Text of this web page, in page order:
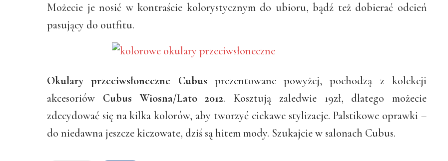
Możecie je nosić w kontraście kolorystycznym do ubioru, bądź też dobierać odcień
pasujący do outfitu.
Okulary przeciwsłoneczne Cubus prezentowane powyżej, pochodzą z kolekcji
akcesoriów Cubus Wiosna/Lato 2012. Kosztują zaledwie 19zł, dlatego możecie
zdecydować się na kilka kolorów, aby tworzyć ciekawe stylizacje. Palstikowe oprawki –
do niedawna jeszcze kiczowate, dziś są hitem mody. Szukajcie w salonach Cubus.